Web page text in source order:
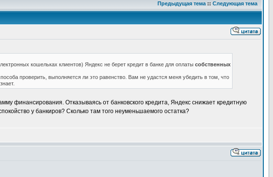
Предыдущая тема :: Следующая тема
кошельках клиентов) Яндекс не берет кредит в банке для оплаты собственных
проверить, выполняется ли это равенство. Вам не удастся меня убедить в том, что
финансирования. Отказываясь от банковского кредита, Яндекс снижает кредитную
у банкиров? Сколько там того неуменьшаемого остатка?